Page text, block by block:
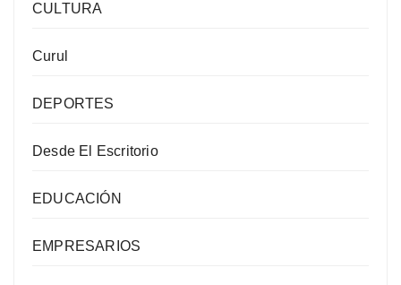
CULTURA
Curul
DEPORTES
Desde El Escritorio
EDUCACIÓN
EMPRESARIOS